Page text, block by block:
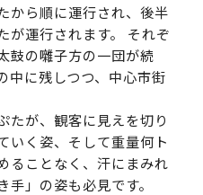
から順に運行され、後半
が運行されます。 それぞ
鼓の囃子方の一団が続
中に残しつつ、中心市街
たが、観客に見えを切り
いく姿、そして重量何ト
ることなく、汗にまみれ
」の姿も必見です。